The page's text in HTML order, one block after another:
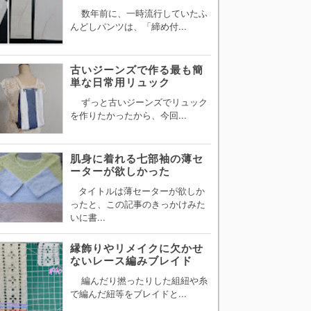
数年前に、一時流行していたふ
んどしパンツは、「締め付...
古いジーンズで作る最も簡
単な日常用リュック
ずっと古いジーンズでリュック
を作りたかったから、今回...
肌身に着れる七部袖の薄セ
ーターが欲しかった
タイトルは薄セーターが欲しか
ったと、この記事のきっかけみた
いに書...
縁飾りやリメイクに欠かせ
ないレース編みブレイド
編んだり撚ったりした組紐や糸
で編んだ紐等をブレイドと...